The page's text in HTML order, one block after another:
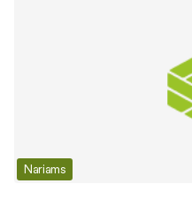
Nariams